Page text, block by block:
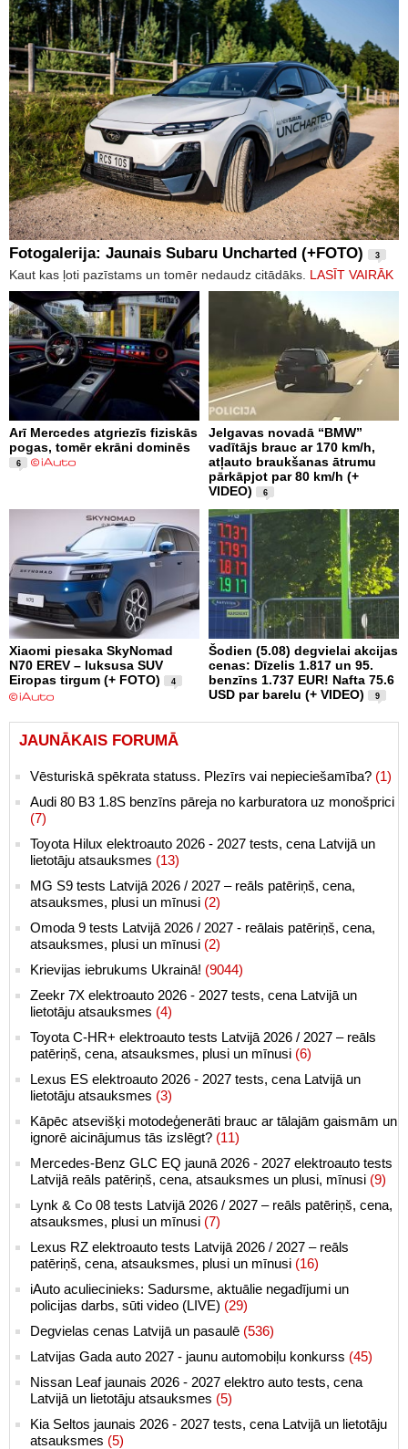
Fotogalerija: Jaunais Subaru Uncharted (+FOTO) 3
Kaut kas ļoti pazīstams un tomēr nedaudz citādāks. LASĪT VAIRĀK
Arī Mercedes atgriezīs fiziskās
pogas, tomēr ekrāni dominēs
6
Jelgavas novadā “BMW”
vadītājs brauc ar 170 km/h,
atļauto braukšanas ātrumu
pārkāpjot par 80 km/h (+
VIDEO)
6
Xiaomi piesaka SkyNomad
N70 EREV – luksusa SUV
Eiropas tirgum (+ FOTO)
4
Šodien (5.08) degvielai akcijas
cenas: Dīzelis 1.817 un 95.
benzīns 1.737 EUR! Nafta 75.6
USD par barelu (+ VIDEO)
9
JAUNĀKAIS FORUMĀ
Vēsturiskā spēkrata statuss. Plezīrs vai nepieciešamība? (1)
Audi 80 B3 1.8S benzīns pāreja no karburatora uz monošprici
(7)
Toyota Hilux elektroauto 2026 - 2027 tests, cena Latvijā un
lietotāju atsauksmes (13)
MG S9 tests Latvijā 2026 / 2027 – reāls patēriņš, cena,
atsauksmes, plusi un mīnusi (2)
Omoda 9 tests Latvijā 2026 / 2027 - reālais patēriņš, cena,
atsauksmes, plusi un mīnusi (2)
Krievijas iebrukums Ukrainā! (9044)
Zeekr 7X elektroauto 2026 - 2027 tests, cena Latvijā un
lietotāju atsauksmes (4)
Toyota C-HR+ elektroauto tests Latvijā 2026 / 2027 – reāls
patēriņš, cena, atsauksmes, plusi un mīnusi (6)
Lexus ES elektroauto 2026 - 2027 tests, cena Latvijā un
lietotāju atsauksmes (3)
Kāpēc atsevišķi motodeģenerāti brauc ar tālajām gaismām un
ignorē aicinājumus tās izslēgt? (11)
Mercedes-Benz GLC EQ jaunā 2026 - 2027 elektroauto tests
Latvijā reāls patēriņš, cena, atsauksmes un plusi, mīnusi (9)
Lynk & Co 08 tests Latvijā 2026 / 2027 – reāls patēriņš, cena,
atsauksmes, plusi un mīnusi (7)
Lexus RZ elektroauto tests Latvijā 2026 / 2027 – reāls
patēriņš, cena, atsauksmes, plusi un mīnusi (16)
iAuto aculiecinieks: Sadursme, aktuālie negadījumi un
policijas darbs, sūti video (LIVE) (29)
Degvielas cenas Latvijā un pasaulē (536)
Latvijas Gada auto 2027 - jaunu automobiļu konkurss (45)
Nissan Leaf jaunais 2026 - 2027 elektro auto tests, cena
Latvijā un lietotāju atsauksmes (5)
Kia Seltos jaunais 2026 - 2027 tests, cena Latvijā un lietotāju
atsauksmes (5)